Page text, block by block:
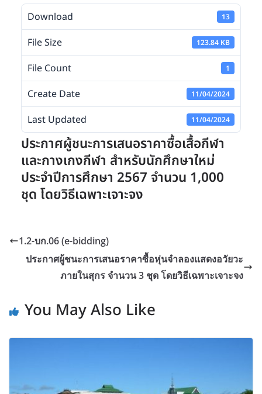
Download 13
File Size 123.84 KB
File Count 1
Create Date 11/04/2024
Last Updated 11/04/2024
ประกาศผู้ชนะการเสนอราคาซื้อเสื้อกีฬา
และกางเกงกีฬา สำหรับนักศึกษาใหม่
ประจำปีการศึกษา 2567 จำนวน 1,000
ชุด โดยวิธีเฉพาะเจาะจง
1.2-บก.06 (e-bidding)
ประกาศผู้ชนะการเสนอราคาซื้อหุ่นจำลองแสดงอวัยวะ
ภายในสุกร จำนวน 3 ชุด โดยวิธีเฉพาะเจาะจง
You May Also Like